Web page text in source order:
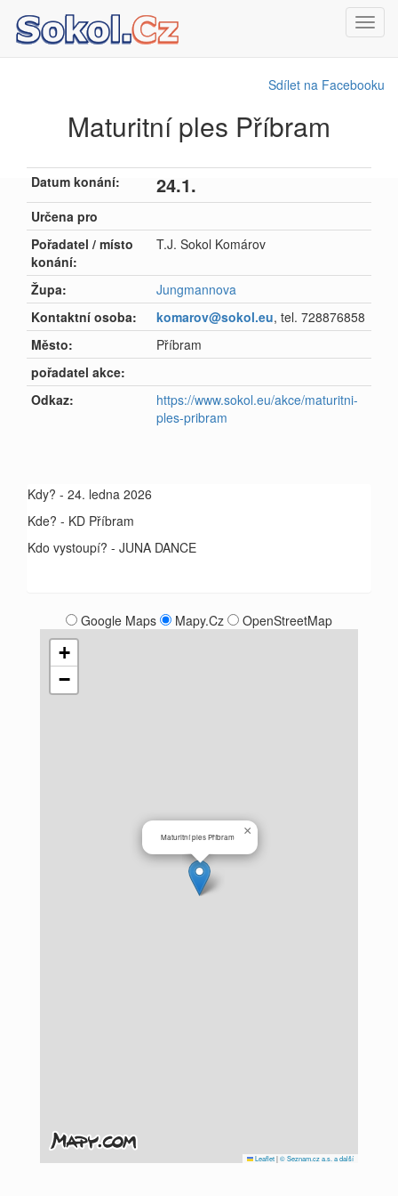
Sdílet na Facebooku
Maturitní ples Příbram
Datum konání: 24.1.
Určena pro
Pořadatel / místo
konání:
T.J. Sokol Komárov
Župa:
Jungmannova
Kontaktní osoba:
komarov@sokol.eu, tel. 728876858
Město:
Příbram
pořadatel akce:
Odkaz:
https://www.sokol.eu/akce/maturitni-
ples-pribram
Kdy? - 24. ledna 2026
Kde? - KD Příbram
Kdo vystoupí? - JUNA DANCE
Google Maps Mapy.Cz OpenStreetMap
Maturitní ples Příbram ×
+
−
Leaflet|© Seznam.cz a.s. a další